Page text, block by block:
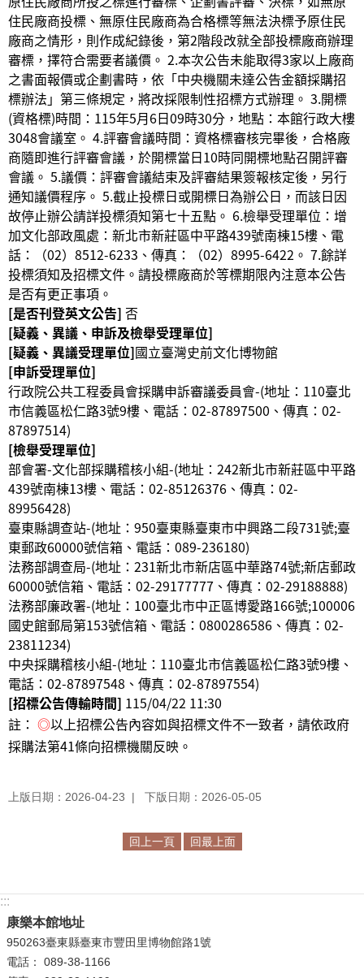
住民廠商投標、無原住民廠商為合格標等無法決標予原住民
廠商之情形，則作成紀錄後，第2階段改就全部投標廠商辦理
審標，擇符合需要者議價。 2.本次公告未能取得3家以上廠商
之書面報價或企劃書時，依「中央機關未達公告金額採購招
標辦法」第三條規定，將改採限制性招標方式辦理。 3.開標
(資格標)時間：115年5月6日09時30分，地點：本館行政大樓
3048會議室。 4.評審會議時間：資格標審核完畢後，合格廠
商隨即進行評審會議，於開標當日10時同開標地點召開評審
會議。 5.議價：評審會議結束及評審結果簽報核定後，另行
通知議價程序。 5.截止投標日或開標日為辦公日，而該日因
故停止辦公請詳投標須知第七十五點。 6.檢舉受理單位：增
加文化部政風處：新北市新莊區中平路439號南棟15樓、電
話：（02）8512-6233、傳真：（02）8995-6422。 7.餘詳
投標須知及招標文件。請投標廠商於等標期限內注意本公告
是否有更正事項。
[是否刊登英文公告] 否
[疑義、異議、申訴及檢舉受理單位]
[疑義、異議受理單位]國立臺灣史前文化博物館
[申訴受理單位]
行政院公共工程委員會採購申訴審議委員會-(地址：110臺北
市信義區松仁路3號9樓、電話：02-87897500、傳真：02-
87897514)
[檢舉受理單位]
部會署-文化部採購稽核小組-(地址：242新北市新莊區中平路
439號南棟13樓、電話：02-85126376、傳真：02-
89956428)
臺東縣調查站-(地址：950臺東縣臺東市中興路二段731號;臺
東郵政60000號信箱、電話：089-236180)
法務部調查局-(地址：231新北市新店區中華路74號;新店郵政
60000號信箱、電話：02-29177777、傳真：02-29188888)
法務部廉政署-(地址：100臺北市中正區博愛路166號;100006
國史館郵局第153號信箱、電話：0800286586、傳真：02-
23811234)
中央採購稽核小組-(地址：110臺北市信義區松仁路3號9樓、
電話：02-87897548、傳真：02-87897554)
[招標公告傳輸時間] 115/04/22 11:30
註： ◎以上招標公告內容如與招標文件不一致者，請依政府
採購法第41條向招標機關反映。
上版日期：2026-04-23 下版日期：2026-05-05
回上一頁 回最上面
:::
康樂本館地址
950263臺東縣臺東市豐田里博物館路1號
電話： 089-38-1166